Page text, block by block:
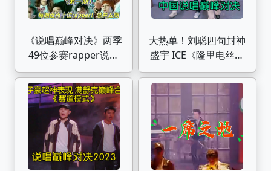
《说唱巅峰对决》两季
49位参赛rapper说唱
金曲大盘点（第一期）
大热单！刘聪四句封神
盛宇 ICE《隆里电丝》
中国说唱巅峰对决